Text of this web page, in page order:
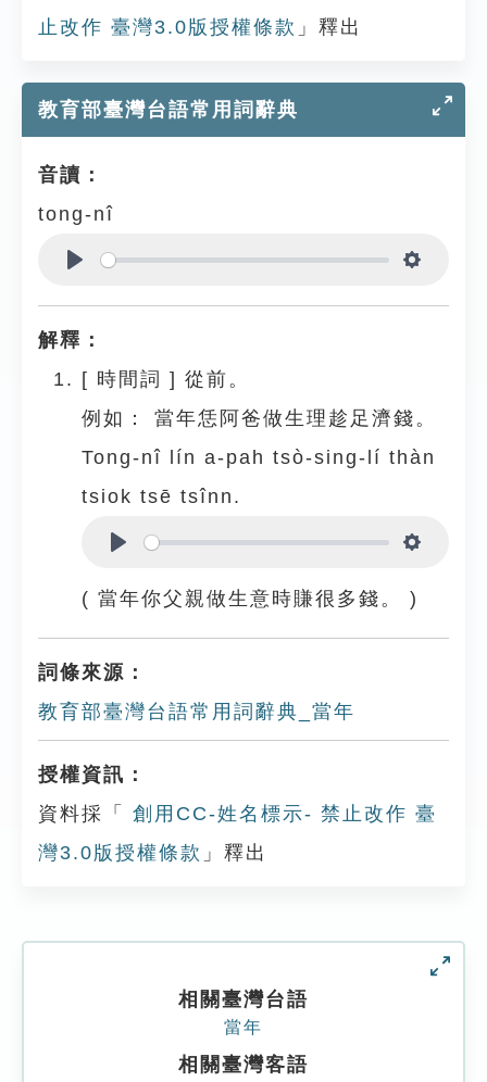
止改作 臺灣3.0版授權條款 」釋出
教育部臺灣台語常用詞辭典
音讀：
tong-nî
解釋：
[ 時間詞 ] 從前。
例如：
當年恁阿爸做生理趁足濟錢。
Tong-nî lín a-pah tsò-sing-lí thàn
tsiok tsē tsînn.
( 當年你父親做生意時賺很多錢。 )
詞條來源：
教育部臺灣台語常用詞辭典_當年
授權資訊：
資料採「
創用CC-姓名標示- 禁止改作 臺
灣3.0版授權條款 」釋出
相關臺灣台語
當年
相關臺灣客語